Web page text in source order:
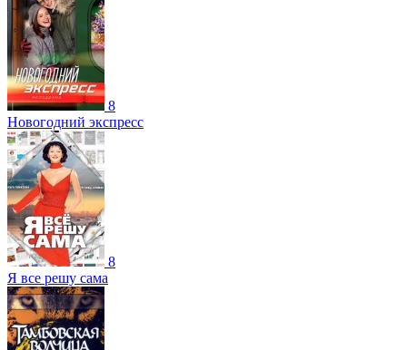
8
Новогодний экспресс
8
Я все решу сама